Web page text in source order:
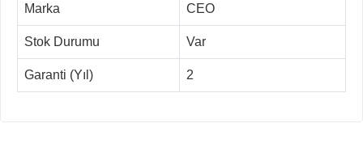
Marka CEO
Stok Durumu Var
Garanti (Yıl) 2